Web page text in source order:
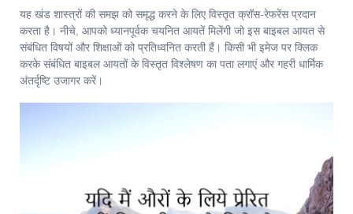
यह खंड शास्त्रों की समझ को समृद्ध करने के लिए विस्तृत क्रॉस-रेफरेंस प्रदान
करता है। नीचे, आपको ध्यानपूर्वक चयनित आयतें मिलेंगी जो इस बाइबल आयत से
संबंधित विषयों और शिक्षाओं को प्रतिध्वनित करती हैं। किसी भी इमेज पर क्लिक
करके संबंधित बाइबल आयतों के विस्तृत विश्लेषण का पता लगाएं और गहरी धार्मिक
अंतर्दृष्टि उजागर करें।